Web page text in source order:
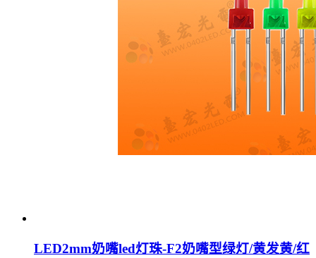
LED2mm奶嘴led灯珠-F2奶嘴型绿灯/黄发黄/红